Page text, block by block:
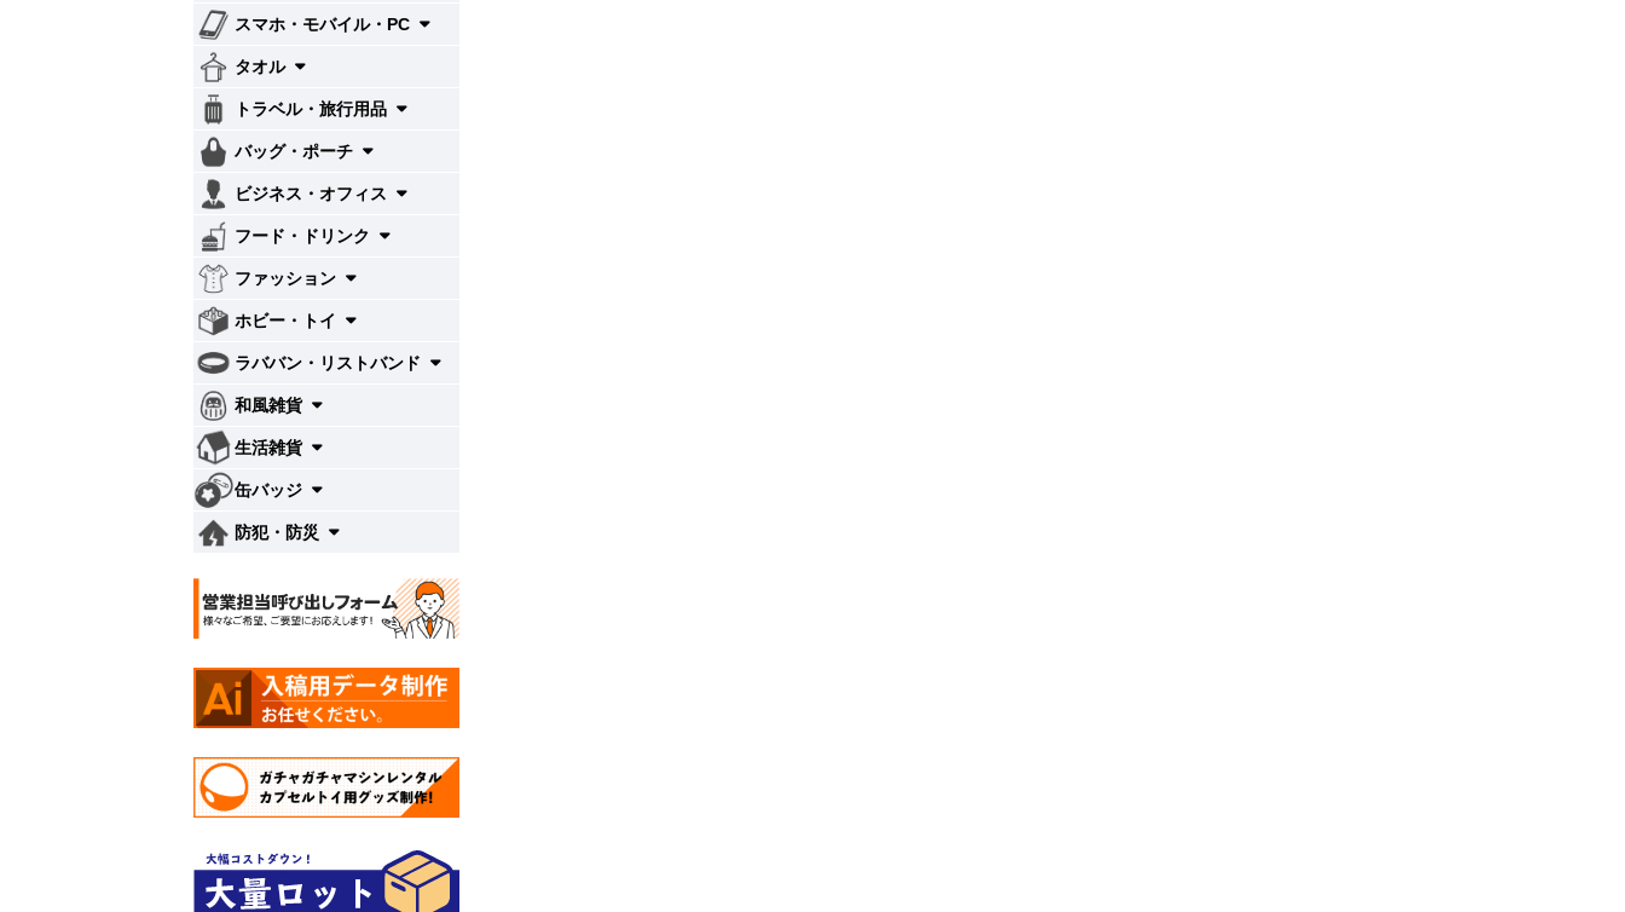
スマホ・モバイル・PC
タオル
トラベル・旅行用品
バッグ・ポーチ
ビジネス・オフィス
フード・ドリンク
ファッション
ホビー・トイ
ラババン・リストバンド
和風雑貨
生活雑貨
缶バッジ
防犯・防災